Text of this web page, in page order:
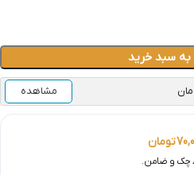
به سبد خرید
مشاهده
تومان